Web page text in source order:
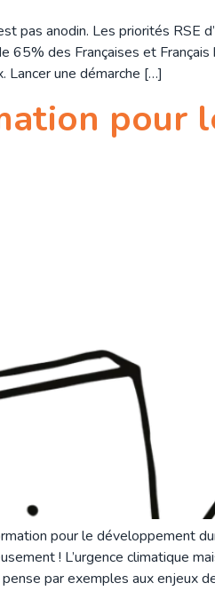
pas anodin. Les priorités
65% des Françaises et
Lancer une démarche […]
pour
pour le développement
! L’urgence climatique
par exemples aux enjeux